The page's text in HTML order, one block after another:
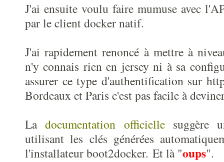
J'ai ensuite voulu faire mumuse avec
par le client docker natif.
J'ai rapidement renoncé à mettre à
n'y connais rien en jersey ni à sa
assurer ce type d'authentification sur
Bordeaux et Paris c'est pas facile à
Ladocumentation officiellesuggère
utilisant les clés générées
l'installateur boot2docker. Et là "oups".